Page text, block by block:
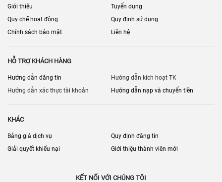
Giới thiệu
Tuyển dụng
Quy chế hoạt động
Quy định sử dụng
Chính sách bảo mật
Liên hệ
HỖ TRỢ KHÁCH HÀNG
Hướng dẫn đăng tin
Hướng dẫn kích hoạt TK
Hướng dẫn xác thực tài khoản
Hướng dẫn nạp và chuyển tiền
KHÁC
Bảng giá dịch vụ
Quy định đăng tin
Giải quyết khiếu nại
Giới thiệu thành viên mới
KẾT NỐI VỚI CHÚNG TÔI